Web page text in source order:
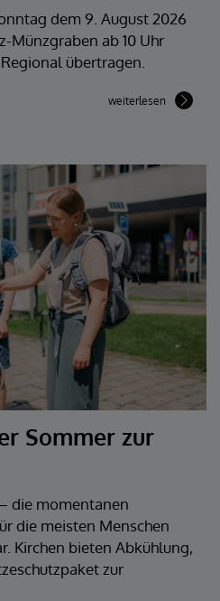
dem 9. August 2026
Münzgraben ab 10 Uhr
übertragen.
weiterlesen
Sommer zur
die momentanen
die meisten Menschen
Kirchen bieten Abkühlung,
zur